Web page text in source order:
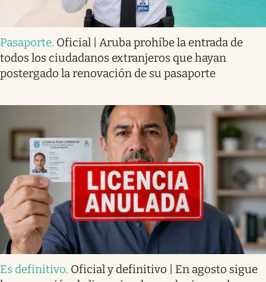
Pasaporte. Oficial | Aruba prohíbe la entrada de
todos los ciudadanos extranjeros que hayan
postergado la renovación de su pasaporte
Es definitivo. Oficial y definitivo | En agosto sigue